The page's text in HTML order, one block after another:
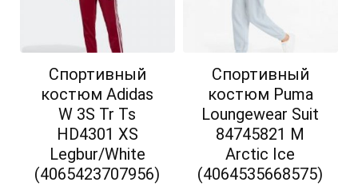
Спортивный
костюм Adidas
W 3S Tr Ts
HD4301 XS
Legbur/White
(4065423707956)
Спортивный
костюм Puma
Loungewear Suit
84745821 M
Arctic Ice
(4064535668575)